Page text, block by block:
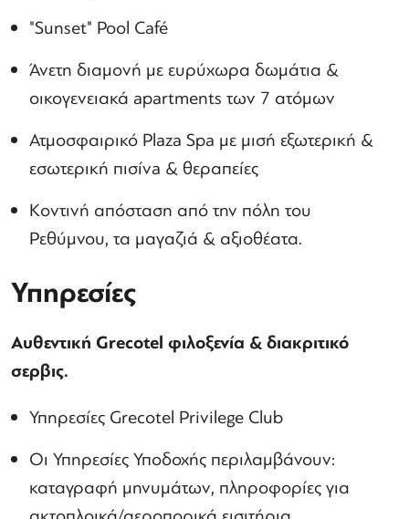
"Sunset" Pool Café
Άνετη διαμονή με ευρύχωρα δωμάτια &
οικογενειακά apartments των 7 ατόμων
Ατμοσφαιρικό Plaza Spa με μισή εξωτερική &
εσωτερική πισίνa & θεραπείες
Κοντινή απόσταση από την πόλη του
Ρεθύμνου, τα μαγαζιά & αξιοθέατα.
Υπηρεσίες
Αυθεντική Grecotel φιλοξενία & διακριτικό
σερβις.
Υπηρεσίες Grecotel Privilege Club
Οι Υπηρεσίες Υποδοχής περιλαμβάνουν:
καταγραφή μηνυμάτων, πληροφορίες για